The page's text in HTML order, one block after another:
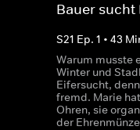
Bauer sucht
S21 Ep. 1 • 43
Warum musste
Winter und
Eifersucht,
fremd. Marie
Ohren, sie
der